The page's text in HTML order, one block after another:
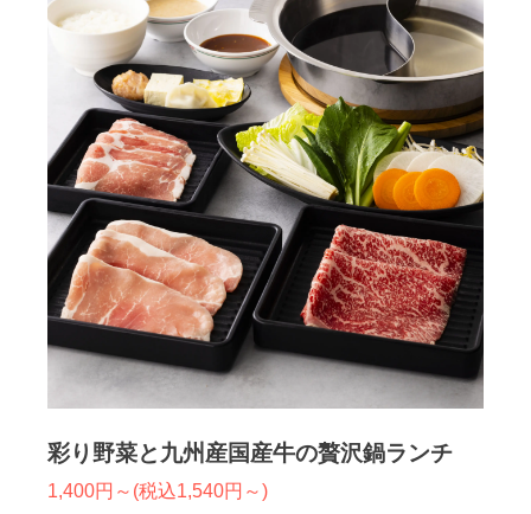
彩り野菜と九州産国産牛の贅沢鍋ランチ
1,400円～(税込1,540円～)